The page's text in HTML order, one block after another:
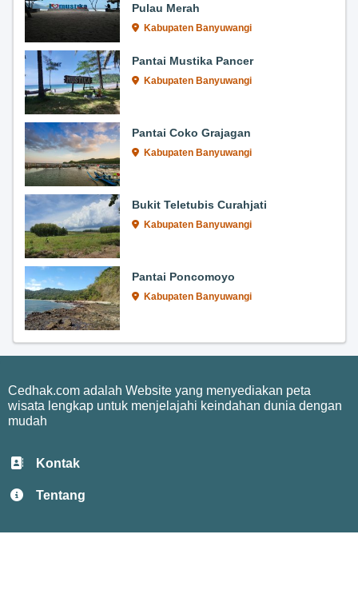
Pulau Merah
Kabupaten Banyuwangi
Pantai Mustika Pancer
Kabupaten Banyuwangi
Pantai Coko Grajagan
Kabupaten Banyuwangi
Bukit Teletubis Curahjati
Kabupaten Banyuwangi
Pantai Poncomoyo
Kabupaten Banyuwangi
Cedhak.com adalah Website yang menyediakan peta
wisata lengkap untuk menjelajahi keindahan dunia dengan
mudah
Kontak
Tentang